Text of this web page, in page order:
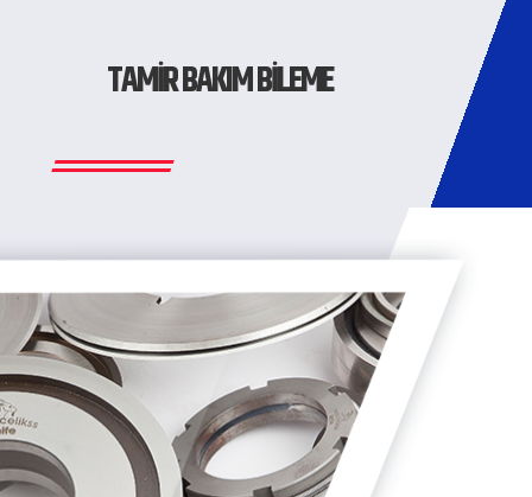
TAMİR BAKIM BİLEME